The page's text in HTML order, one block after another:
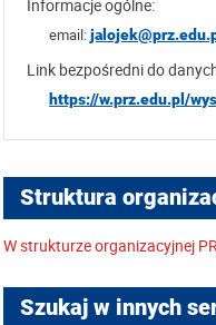
Informacje ogólne:
email:
Link bezpośredni do
https://w.prz.edu.pl/
Struktura
W strukturze organizacyjnej
Szukaj w innych